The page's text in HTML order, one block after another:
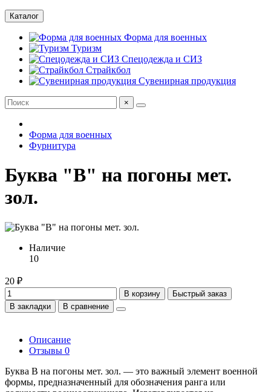
Каталог
Форма для военных
Туризм
Спецодежда и СИЗ
Страйкбол
Сувенирная продукция
×
Форма для военных
Фурнитура
Буква "В" на погоны мет.
зол.
Наличие
10
20 ₽
В корзину
Быстрый заказ
В закладки
В сравнение
Описание
Отзывы 0
Буква В на погоны мет. зол. — это важный элемент военной
формы, предназначенный для обозначения ранга или